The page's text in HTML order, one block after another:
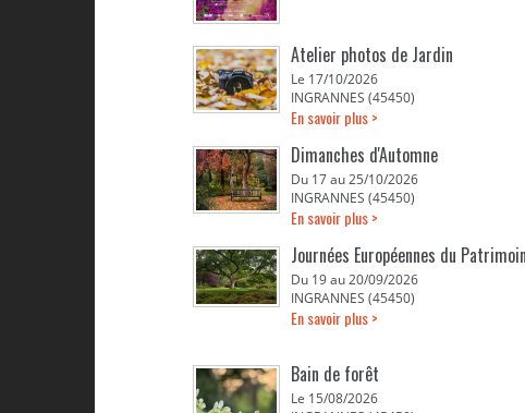
Atelier photos de Jardin
Le 17/10/2026
INGRANNES (45450)
En savoir plus >
Dimanches d'Automne
Du 17 au 25/10/2026
INGRANNES (45450)
En savoir plus >
Journées Européennes du
Du 19 au 20/09/2026
INGRANNES (45450)
En savoir plus >
Bain de forêt
Le 15/08/2026